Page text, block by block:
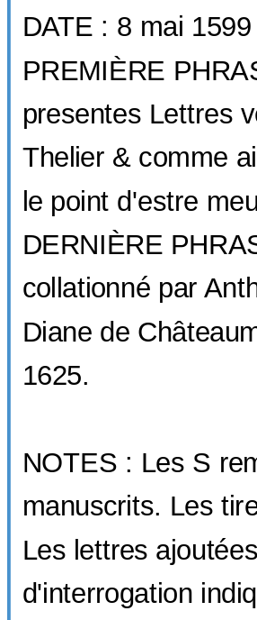
DATE : 8 mai 1599
PREMIÈRE
presentes Lettres
Thelier & comme
le point d'estre
DERNIÈRE
collationné par
Diane de
1625.
NOTES : Les S
manuscrits. Les
Les lettres
d'interrogation